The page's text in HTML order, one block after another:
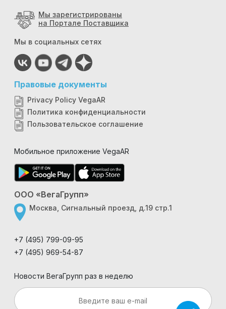
Мы зарегистрированы
на Портале Поставщика
Мы в социальных сетях
Правовые документы
Privacy Policy VegaAR
Политика конфиденциальности
Пользовательское соглашение
Мобильное приложение VegaAR
ООО «ВегаГрупп»
Москва, Сигнальный проезд, д.19 стр.1
+7 (495) 799-09-95
+7 (495) 969-54-87
Новости ВегаГрупп раз в неделю